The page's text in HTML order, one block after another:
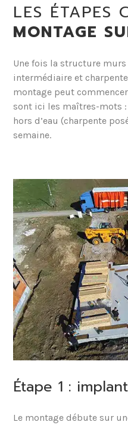
LES ÉTAPES
MONTAGE
Une fois la structure
intermédiaire et
montage peut
sont ici les maîtres-mots
hors d’eau (charpente
semaine.
Étape 1 :
Le montage débute sur